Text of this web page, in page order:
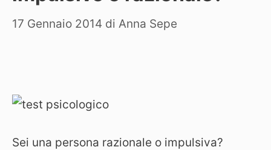
17 Gennaio 2014 di Anna Sepe
Sei una persona razionale o impulsiva?